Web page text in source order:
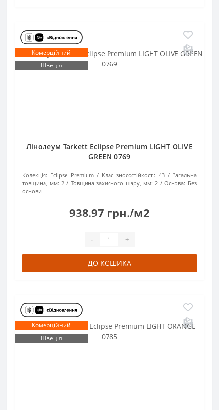
Комерційний
Швеція
Лінолеум Tarkett Eclipse Premium LIGHT OLIVE
GREEN 0769
Колекція: Eclipse Premium Клас зносостійкості: 43
Загальна
товщина, мм: 2 Товщина захисного шару, мм: 2 Основа: Без
основи
938.97 грн./м2
- +
ДО КОШИКА
Комерційний
Швеція